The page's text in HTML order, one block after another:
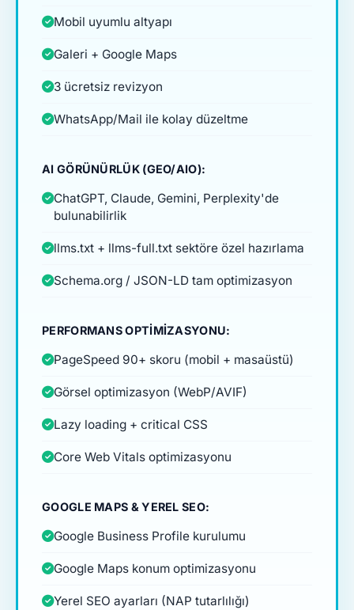
Mobil uyumlu altyapı
Galeri + Google Maps
3 ücretsiz revizyon
WhatsApp/Mail ile kolay düzeltme
AI GÖRÜNÜRLÜK (GEO/AIO):
ChatGPT, Claude, Gemini, Perplexity'de
bulunabilirlik
llms.txt + llms-full.txt sektöre özel hazırlama
Schema.org / JSON-LD tam optimizasyon
PERFORMANS OPTIMIZASYONU:
PageSpeed 90+ skoru (mobil + masaüstü)
Görsel optimizasyon (WebP/AVIF)
Lazy loading + critical CSS
Core Web Vitals optimizasyonu
GOOGLE MAPS & YEREL SEO:
Google Business Profile kurulumu
Google Maps konum optimizasyonu
Yerel SEO ayarları (NAP tutarlılığı)